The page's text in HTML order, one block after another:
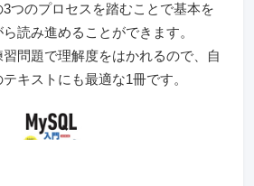
のプロセスを踏むことで基本を
読み進めることができます。
問題で理解度をはかれるので、自
キストにも最適な1冊です。